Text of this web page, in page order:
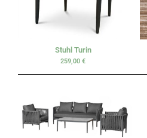
Stuhl Turin
259,00 €